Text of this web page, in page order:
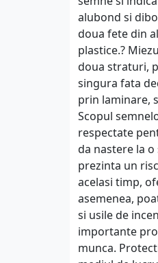
alubond si
doua fete din
plastice.?
doua straturi,
singura fata
prin laminare,
Scopul
respectate
da nastere la
prezinta un
acelasi timp,
asemenea,
si usile de
importante
munca.